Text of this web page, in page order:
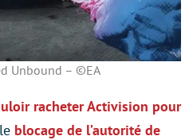
Unbound – ©EA
racheter Activision pour
blocage de l’autorité de